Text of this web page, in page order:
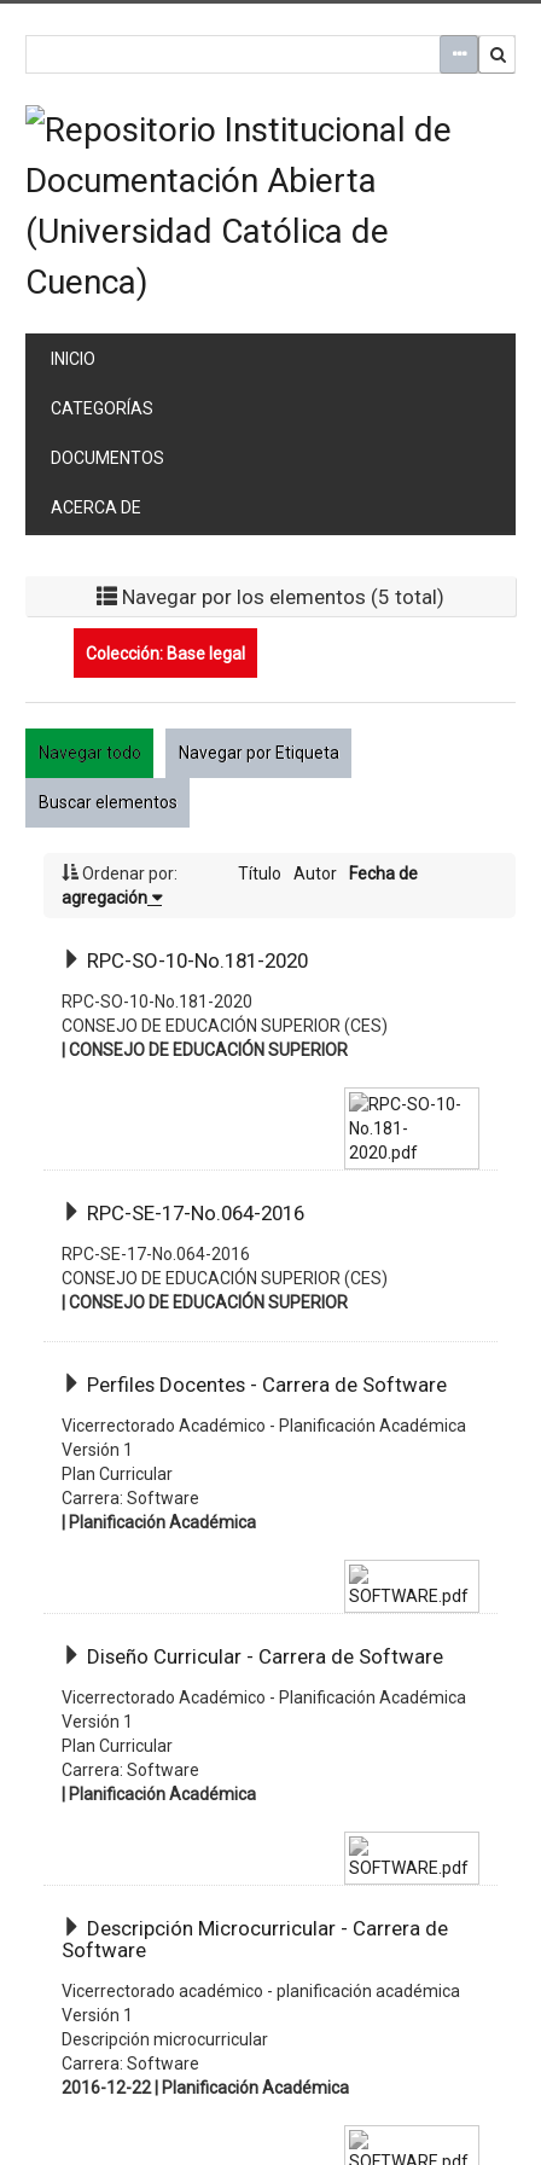
INICIO
CATEGORÍAS
DOCUMENTOS
ACERCA DE
Navegar por los elementos (5 total)
Colección: Base legal
Navegar todo Navegar por Etiqueta
Buscar elementos
Ordenar por: Título Autor
Fecha de
agregación
RPC-SO-10-No.181-2020
RPC-SO-10-No.181-2020
CONSEJO DE EDUCACIÓN SUPERIOR (CES)
| CONSEJO DE EDUCACIÓN SUPERIOR
RPC-SE-17-No.064-2016
RPC-SE-17-No.064-2016
CONSEJO DE EDUCACIÓN SUPERIOR (CES)
| CONSEJO DE EDUCACIÓN SUPERIOR
Perfiles Docentes - Carrera de Software
Vicerrectorado Académico - Planificación Académica
Versión 1
Plan Curricular
Carrera: Software
| Planificación Académica
Diseño Curricular - Carrera de Software
Vicerrectorado Académico - Planificación Académica
Versión 1
Plan Curricular
Carrera: Software
| Planificación Académica
Descripción Microcurricular - Carrera de
Software
Vicerrectorado académico - planificación académica
Versión 1
Descripción microcurricular
Carrera: Software
2016-12-22 | Planificación Académica